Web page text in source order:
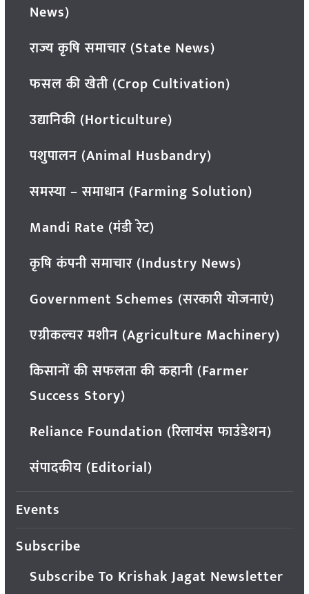
News)
राज्य कृषि समाचार (State News)
फसल की खेती (Crop Cultivation)
उद्यानिकी (Horticulture)
पशुपालन (Animal Husbandry)
समस्या – समाधान (Farming Solution)
Mandi Rate (मंडी रेट)
कृषि कंपनी समाचार (Industry News)
Government Schemes (सरकारी योजनाएं)
एग्रीकल्चर मशीन (Agriculture Machinery)
किसानों की सफलता की कहानी (Farmer
Success Story)
Reliance Foundation (रिलायंस फाउंडेशन)
संपादकीय (Editorial)
Events
Subscribe
Subscribe To Krishak Jagat Newsletter